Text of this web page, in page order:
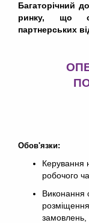
Багаторічний
ринку, що
партнерських
Обов'язки:
Керування
робочого
Виконання
замовлень,